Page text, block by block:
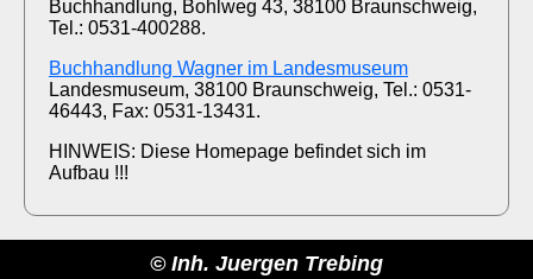
Buchhandlung, Bohlweg 43, 38100 Braunschweig,
Tel.: 0531-400288.
Buchhandlung Wagner im Landesmuseum
Landesmuseum, 38100 Braunschweig, Tel.: 0531-
46443, Fax: 0531-13431.
HINWEIS: Diese Homepage befindet sich im
Aufbau !!!
© Inh. Juergen Trebing